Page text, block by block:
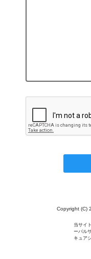
Copyright (C)
当サイ
ーバル
キュア